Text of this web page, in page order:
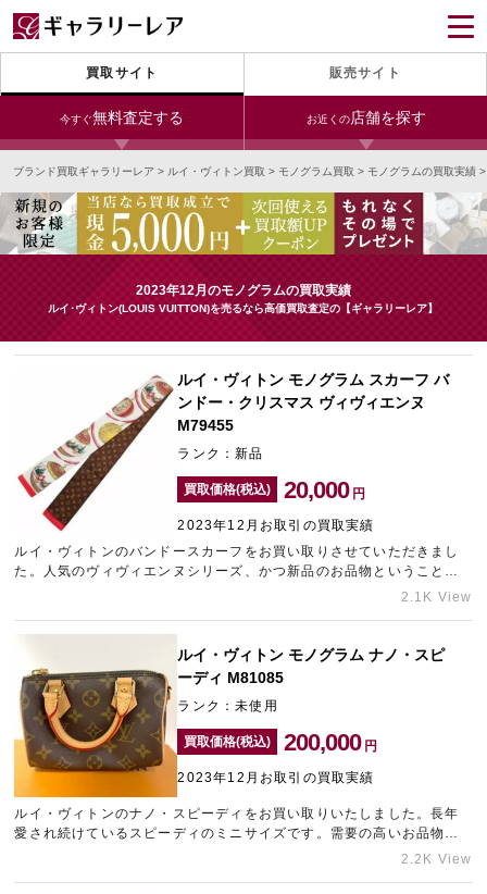
買取サイト 販売サイト
今すぐ無料査定する お近くの店舗を探す
今すぐLINE査定
24時間受付（対応時間10:00～19:00）
宅配買取を申し込む
無料の宅配キットをお届けします
今すぐ電話査定
受付時間 10:00～19:00
銀座本店 青山表参道店 新宿東口店
小田急新宿店
心斎橋本店 東心斎橋店 梅田店
なんば店 神戸元町(三宮)店 LAB大阪
中野ブロードウェイ
宅配買取を申し込む
無料の宅配キットをお届けします
ブランド買取ギャラリーレア > ルイ・ヴィトン買取 > モノグラム買取 > モノグラムの買取実績
2023年12月のモノグラムの買取実績
ルイ･ヴィトン(LOUIS VUITTON)を売るなら高価買取査定の【ギャラリーレア】
ルイ・ヴィトン モノグラム スカーフ バ
ンドー・クリスマス ヴィヴィエンヌ
M79455
ランク：新品
買取価格(税込) 20,000 円
2023年12月お取引の買取実績
ルイ・ヴィトンのバンドースカーフをお買い取りさせていただきまし
た。人気のヴィヴィエンヌシリーズ、かつ新品のお品物ということも
あり、こちらの金額をご提示させていただきました。中古市場でお求
軽にギャラリーレアにお問い合わせください。店舗へのご来店が難し
い場合は、ギャラリーレアLAB東京の宅配買取をご利用ください。
2.1K View
ルイ・ヴィトン モノグラム ナノ・スピ
ーディ M81085
ランク：未使用
買取価格(税込) 200,000 円
2023年12月お取引の買取実績
ルイ・ヴィトンのナノ・スピーディをお買い取りいたしました。長年
愛され続けているスピーディのミニサイズです。需要の高いお品物を
未使用の状態でお持ち込みいただけたため、できる限りの金額をご提
2.2K View